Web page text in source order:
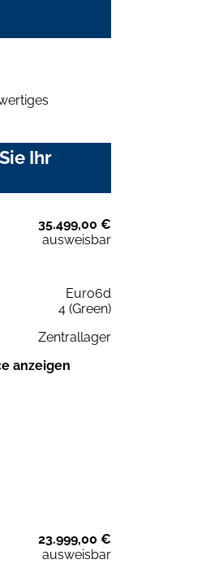
Ihr
35.499,00 €
ausweisbar
Euro6d
4 (Green)
Zentrallager
anzeigen
23.999,00 €
ausweisbar